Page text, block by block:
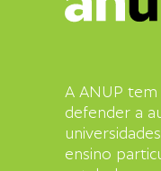
A ANUP
defender a
ensino